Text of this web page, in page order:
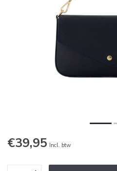
€39,95 Incl. btw